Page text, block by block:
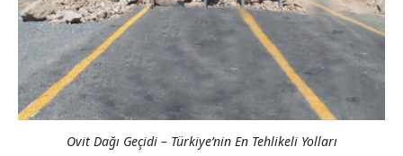
Ovit Dağı Geçidi – Türkiye’nin En Tehlikeli Yolları